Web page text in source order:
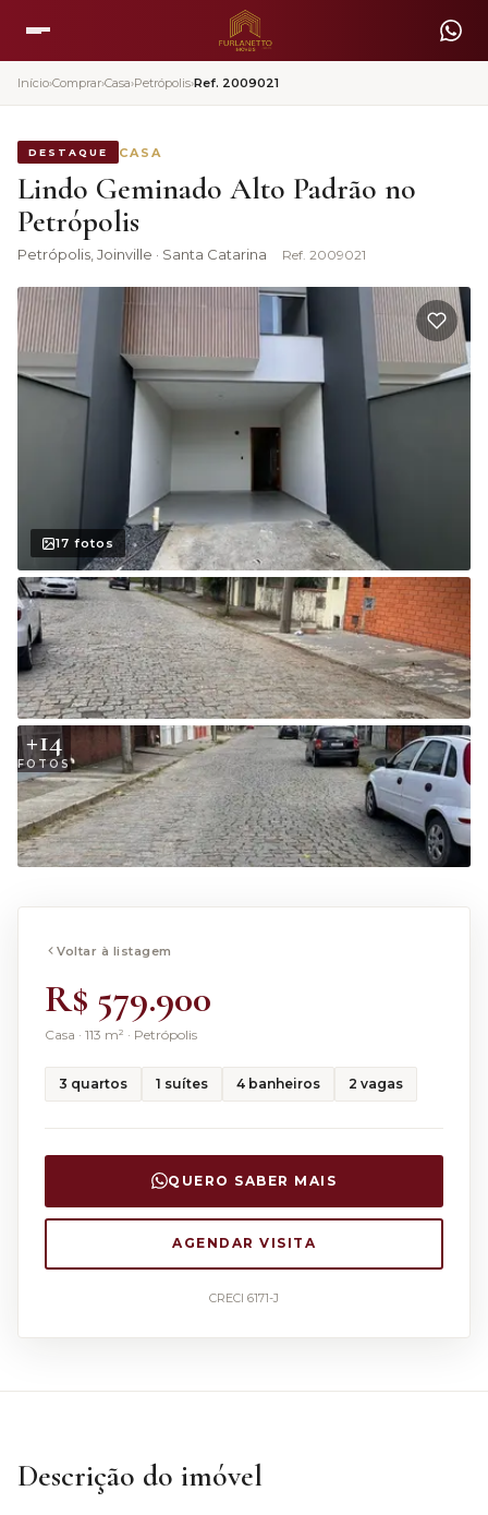
Início›Comprar›Casa›Petrópolis›Ref. 2009021
DESTAQUE CASA
Lindo Geminado Alto Padrão no
Petrópolis
Petrópolis , Joinville · Santa Catarina Ref. 2009021
17 fotos
+14
FOTOS
Voltar à listagem
R$ 579.900
Casa · 113 m² · Petrópolis
3 quartos 1 suítes 4 banheiros 2 vagas
QUERO SABER MAIS
AGENDAR VISITA
CRECI 6171-J
Descrição do imóvel